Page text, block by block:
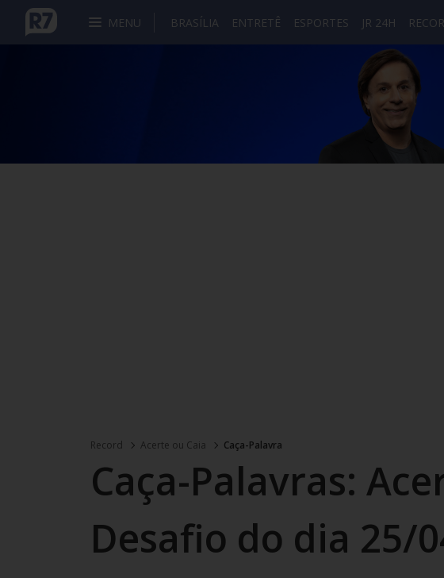
MENU BRASÍLIA ENTRETÊ ESPORTES JR 24H
Record Acerte ou Caia Caça-Palavra
Caça-Palavras:
Desafio do dia 25/